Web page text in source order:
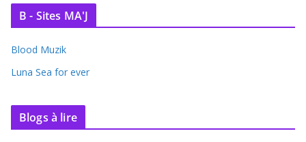
B - Sites MA'J
Blood Muzik
Luna Sea for ever
Blogs à lire